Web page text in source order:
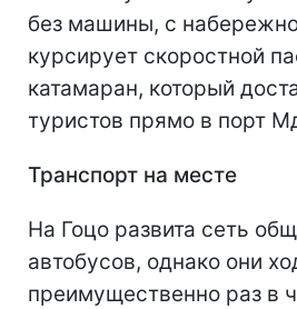
без машины, с
курсирует скоростной
катамаран, который
туристов прямо в порт
Транспорт на месте
На Гоцо развита сеть
автобусов, однако они
преимущественно раз в